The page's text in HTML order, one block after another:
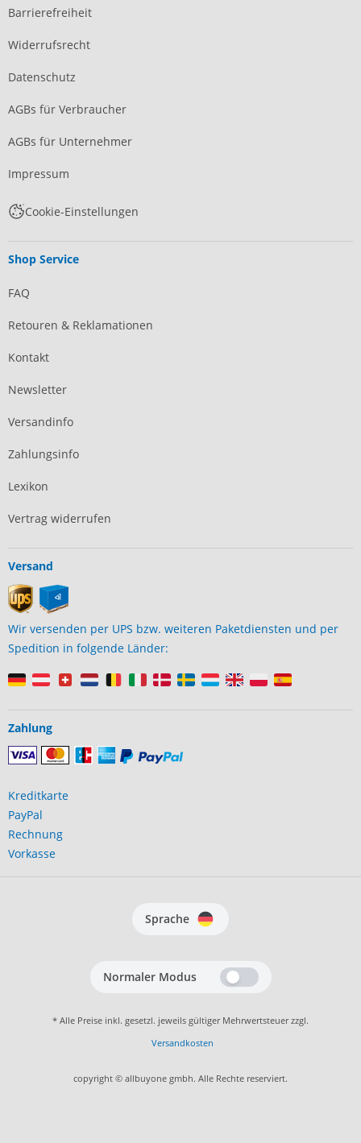
Barrierefreiheit
Widerrufsrecht
Datenschutz
AGBs für Verbraucher
AGBs für Unternehmer
Impressum
Cookie-Einstellungen
Shop Service
FAQ
Retouren & Reklamationen
Kontakt
Newsletter
Versandinfo
Zahlungsinfo
Lexikon
Vertrag widerrufen
Versand
Wir versenden per UPS bzw. weiteren Paketdiensten und per
Spedition in folgende Länder:
Zahlung
Kreditkarte
PayPal
Rechnung
Vorkasse
Sprache
Normaler Modus
* Alle Preise inkl. gesetzl. jeweils gültiger Mehrwertsteuer zzgl.
Versandkosten
copyright © allbuyone gmbh. Alle Rechte reserviert.